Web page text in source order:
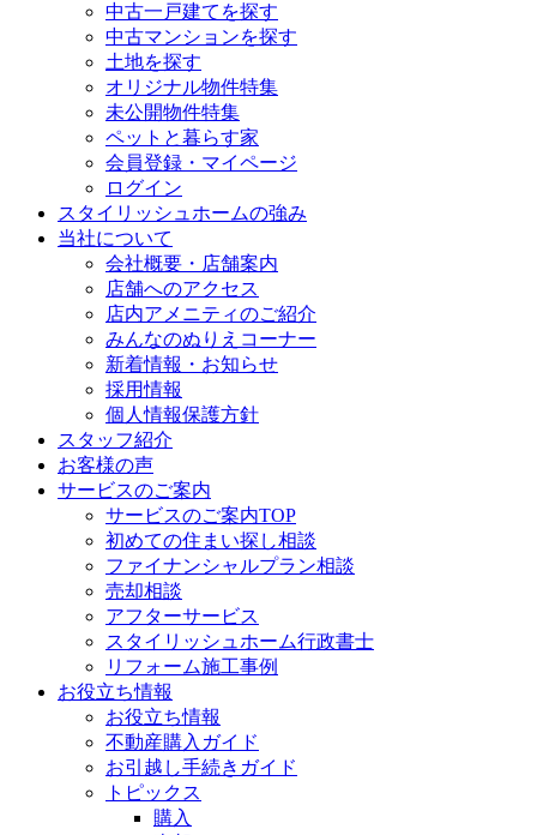
中古一戸建てを探す
中古マンションを探す
土地を探す
オリジナル物件特集
未公開物件特集
ペットと暮らす家
会員登録・マイページ
ログイン
スタイリッシュホームの強み
当社について
会社概要・店舗案内
店舗へのアクセス
店内アメニティのご紹介
みんなのぬりえコーナー
新着情報・お知らせ
採用情報
個人情報保護方針
スタッフ紹介
お客様の声
サービスのご案内
サービスのご案内TOP
初めての住まい探し相談
ファイナンシャルプラン相談
売却相談
アフターサービス
スタイリッシュホーム行政書士
リフォーム施工事例
お役立ち情報
お役立ち情報
不動産購入ガイド
お引越し手続きガイド
トピックス
購入